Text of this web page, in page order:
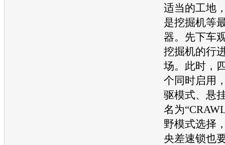
适当的工地
是挖掘机等
器。先下车
挖掘机的行
场。此时，
个同时启用
驱模式、悬
名为
野模式选择
央差速锁也